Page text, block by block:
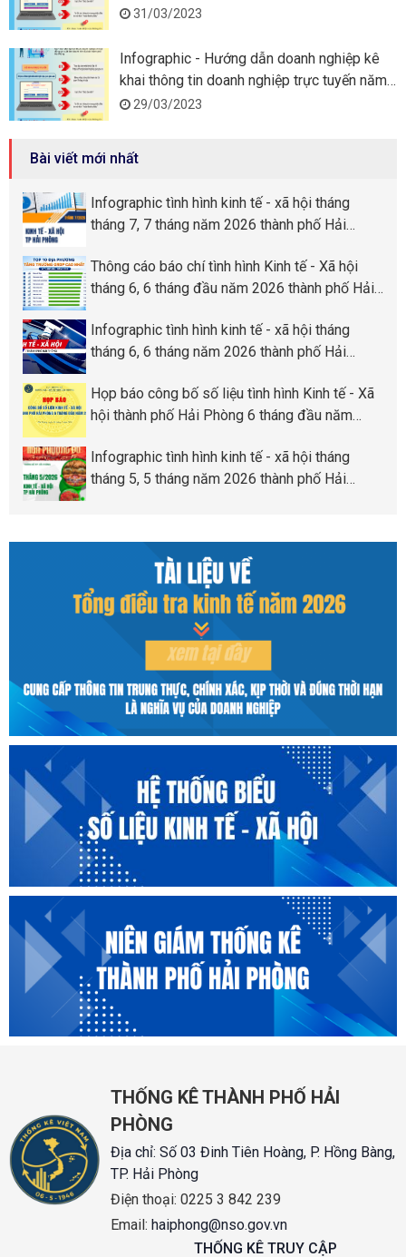
31/03/2023
Infographic - Hướng dẫn doanh nghiệp kê
khai thông tin doanh nghiệp trực tuyến năm
202329/03/2023
Bài viết mới nhất
Infographic tình hình kinh tế - xã hội tháng
tháng 7, 7 tháng năm 2026 thành phố Hải
Thông cáo báo chí tình hình Kinh tế - Xã hội
tháng 6, 6 tháng đầu năm 2026 thành phố Hải
Infographic tình hình kinh tế - xã hội tháng
tháng 6, 6 tháng năm 2026 thành phố Hải
Họp báo công bố số liệu tình hình Kinh tế - Xã
hội thành phố Hải Phòng 6 tháng đầu năm
Infographic tình hình kinh tế - xã hội tháng
tháng 5, 5 tháng năm 2026 thành phố Hải
THỐNG KÊ THÀNH PHỐ HẢI
PHÒNG
Địa chỉ: Số 03 Đinh Tiên Hoàng, P. Hồng Bàng,
TP. Hải Phòng
Điện thoại: 0225 3 842 239
Email: haiphong@nso.gov.vn
THỐNG KÊ TRUY CẬP